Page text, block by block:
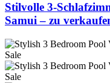
Stilvolle 3-
Samui – zu